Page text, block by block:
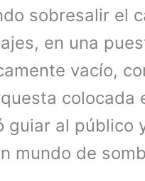
sobresalir el
en una
vacío,
colocada
guiar al público
mundo de